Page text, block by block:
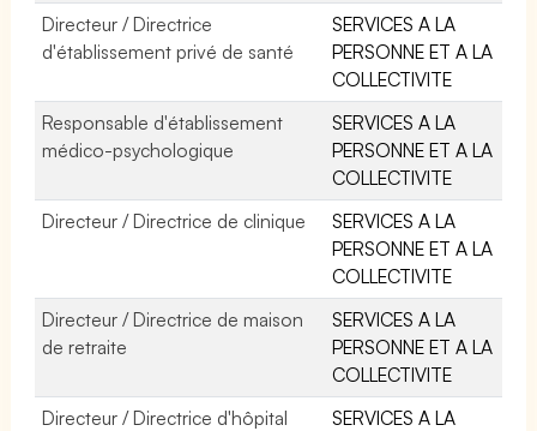
Directeur / Directrice
d'établissement privé de santé
SERVICES A LA
PERSONNE ET A LA
COLLECTIVITE
Responsable d'établissement
médico-psychologique
SERVICES A LA
PERSONNE ET A LA
COLLECTIVITE
Directeur / Directrice de clinique
SERVICES A LA
PERSONNE ET A LA
COLLECTIVITE
Directeur / Directrice de maison
de retraite
SERVICES A LA
PERSONNE ET A LA
COLLECTIVITE
Directeur / Directrice d'hôpital
SERVICES A LA